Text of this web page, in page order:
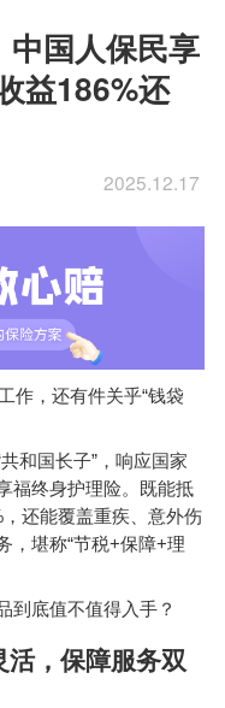
国人保民享
益186%还
2025.12.17
作，还有件关乎“钱袋
共和国长子”，响应国家
福终身护理险。既能抵
，还能覆盖重疾、意外伤
，堪称“节税+保障+理
到底值不值得入手？
，保障服务双